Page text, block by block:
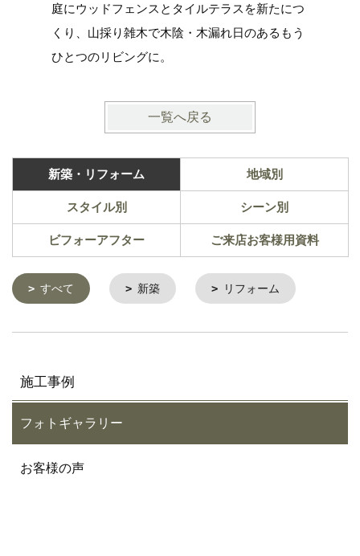
庭にウッドフェンスとタイルテラスを新たにつ
くり、山採り雑木で木陰・木漏れ日のあるもう
ひとつのリビングに。
一覧へ戻る
新築・リフォーム 地域別
スタイル別 シーン別
ビフォーアフター ご来店お客様用資料
すべて 新築 リフォーム
施工事例
フォトギャラリー
お客様の声